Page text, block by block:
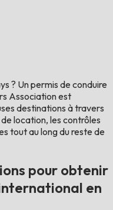
? Un permis de conduire
Association est
destinations à travers
location, les contrôles
tout au long du reste de
pour obtenir
en